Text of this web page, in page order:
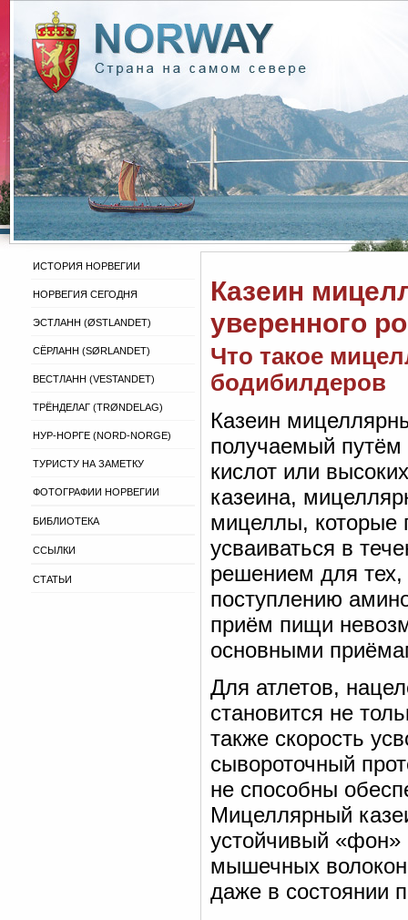
ИСТОРИЯ НОРВЕГИИ
НОРВЕГИЯ СЕГОДНЯ
ЭСТЛАНН (ØSTLANDET)
СЁРЛАНН (SØRLANDET)
ВЕСТЛАНН (VESTANDET)
ТРЁНДЕЛАГ (TRØNDELAG)
НУР-НОРГЕ (NORD-NORGE)
ТУРИСТУ НА ЗАМЕТКУ
ФОТОГРАФИИ НОРВЕГИИ
БИБЛИОТЕКА
ССЫЛКИ
СТАТЬИ
Казеин
уверенного
Что такое
бодибилдеров
Казеин
получаемый
кислот или
казеина,
мицеллы, которые
усваиваться в
решением для тех,
поступлению
приём пищи
основными
Для атлетов,
становится не
также скорость
сывороточный
не способны
Мицеллярный
устойчивый «фон»
мышечных
даже в состоянии